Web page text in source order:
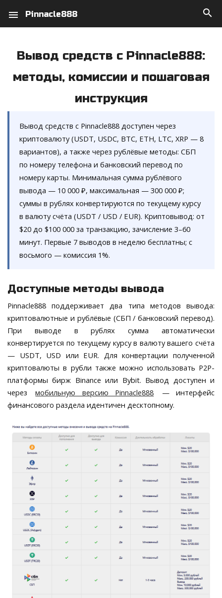
menu Pinnacle888 search
Вывод средств с Pinnacle888:
методы, комиссии и пошаговая
инструкция
Вывод средств с Pinnacle888 доступен через
криптовалюту (USDT, USDC, BTC, ETH, LTC, XRP — 8
вариантов), а также через рублёвые методы: СБП
по номеру телефона и банковский перевод по
номеру карты. Минимальная сумма рублёвого
вывода — 10 000 ₽, максимальная — 300 000 ₽;
суммы в рублях конвертируются по текущему курсу
в валюту счёта (USDT / USD / EUR). Криптовывод: от
$20 до $100 000 за транзакцию, зачисление 3–60
минут. Первые 7 выводов в неделю бесплатны; с
восьмого — комиссия 1%.
Доступные методы вывода
Pinnacle888 поддерживает два типа методов вывода:
криптовалютные и рублёвые (СБП / банковский перевод).
При выводе в рублях сумма автоматически
конвертируется по текущему курсу в валюту вашего счёта
— USDT, USD или EUR. Для конвертации полученной
криптовалюты в рубли также можно использовать P2P-
платформы бирж Binance или Bybit. Вывод доступен и
через
мобильную версию Pinnacle888
— интерфейс
финансового раздела идентичен десктопному.